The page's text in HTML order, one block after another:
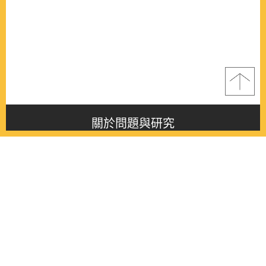
關於問題與研究
About this journal